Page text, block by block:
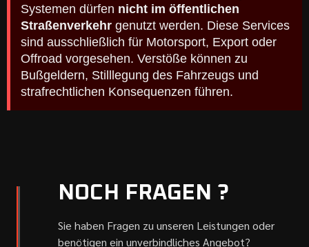
Systemen dürfen nicht im öffentlichen
Straßenverkehr genutzt werden. Diese Services
sind ausschließlich für Motorsport, Export oder
Offroad vorgesehen. Verstöße können zu
Bußgeldern, Stilllegung des Fahrzeugs und
strafrechtlichen Konsequenzen führen.
NOCH FRAGEN ?
Sie haben Fragen zu unseren Leistungen oder
benötigen ein unverbindliches Angebot?